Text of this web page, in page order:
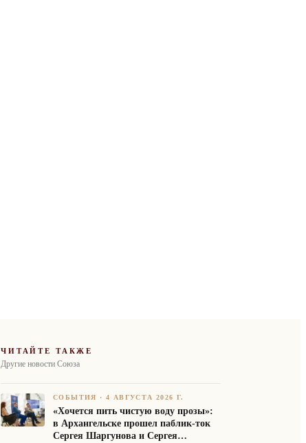
ЧИТАЙТЕ ТАКЖЕ
Другие новости Союза
СОБЫТИЯ ·4 АВГУСТА 2026 Г.
«Хочется пить чистую воду прозы»:
в Архангельске прошел паблик-ток
Сергея Шаргунова и Сергея